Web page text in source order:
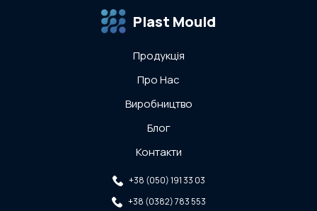
Plast Mould
Продукція
Про Нас
Виробництво
Блог
Контакти
+38 (050) 191 33 03
+38 (0382) 783 553